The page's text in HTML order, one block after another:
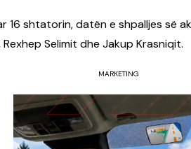
16 shtatorin, datën e shpalljes së
Selimit dhe Jakup Krasniqit.
MARKETING